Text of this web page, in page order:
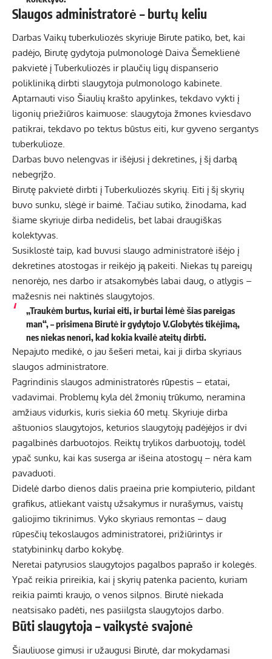
Slaugos administratorė – burtų keliu
Darbas Vaikų tuberkuliozės skyriuje Birute patiko, bet, kai
padėjo, Birutę gydytoja pulmonologė Daiva Šemeklienė
pakvietė į Tuberkuliozės ir plaučių ligų dispanserio
polikliniką dirbti slaugytoja pulmonologo kabinete.
Aptarnauti viso Šiaulių krašto apylinkes, tekdavo vykti į
ligonių priežiūros kaimuose: slaugytoja žmones kviesdavo
patikrai, tekdavo po tektus būstus eiti, kur gyveno sergantys
tuberkulioze.
Darbas buvo nelengvas ir išėjusi į dekretines, į šį darbą
nebegrįžo.
Birutę pakvietė dirbti į Tuberkuliozės skyrių. Eiti į šį skyrių
buvo sunku, slėgė ir baimė. Tačiau sutiko, žinodama, kad
šiame skyriuje dirba nedidelis, bet labai draugiškas
kolektyvas.
Susiklostė taip, kad buvusi slaugo administratorė išėjo į
dekretines atostogas ir reikėjo ją pakeiti. Niekas tų pareigų
nenorėjo, nes darbo ir atsakomybės labai daug, o atlygis –
mažesnis nei naktinės slaugytojos.
„Traukėm burtus, kuriai eiti, ir burtai lėmė šias pareigas
man“, – prisimena Birutė ir gydytojo V.Globytės tikėjimą,
nes niekas nenori, kad kokia kvailė ateitų dirbti.
Nepajuto medikė, o jau šešeri metai, kai ji dirba skyriaus
slaugos administratore.
Pagrindinis slaugos administratorės rūpestis – etatai,
vadavimai. Problemų kyla dėl žmonių trūkumo, neramina
amžiaus vidurkis, kuris siekia 60 metų. Skyriuje dirba
aštuonios slaugytojos, keturios slaugytojų padėjėjos ir dvi
pagalbinės darbuotojos. Reiktų trylikos darbuotojų, todėl
ypač sunku, kai kas suserga ar išeina atostogų – nėra kam
pavaduoti.
Didelė darbo dienos dalis praeina prie kompiuterio, pildant
grafikus, atliekant vaistų užsakymus ir nurašymus, vaistų
galiojimo tikrinimus. Vyko skyriaus remontas – daug
rūpesčių tekoslaugos administratorei, prižiūrintys ir
statybininkų darbo kokybę.
Neretai patyrusios slaugytojos pagalbos paprašo ir kolegės.
Ypač reikia prireikia, kai į skyrių patenka paciento, kuriam
reikia paimti kraujo, o venos silpnos. Birutė niekada
neatsisako padėti, nes pasiilgsta slaugytojos darbo.
Būti slaugytoja – vaikystė svajonė
Šiauliuose gimusi ir užaugusi Birutė, dar mokydamasi